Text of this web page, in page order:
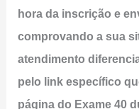
hora da inscrição e
comprovando a sua
atendimento
pelo link específico
página do Exame 40